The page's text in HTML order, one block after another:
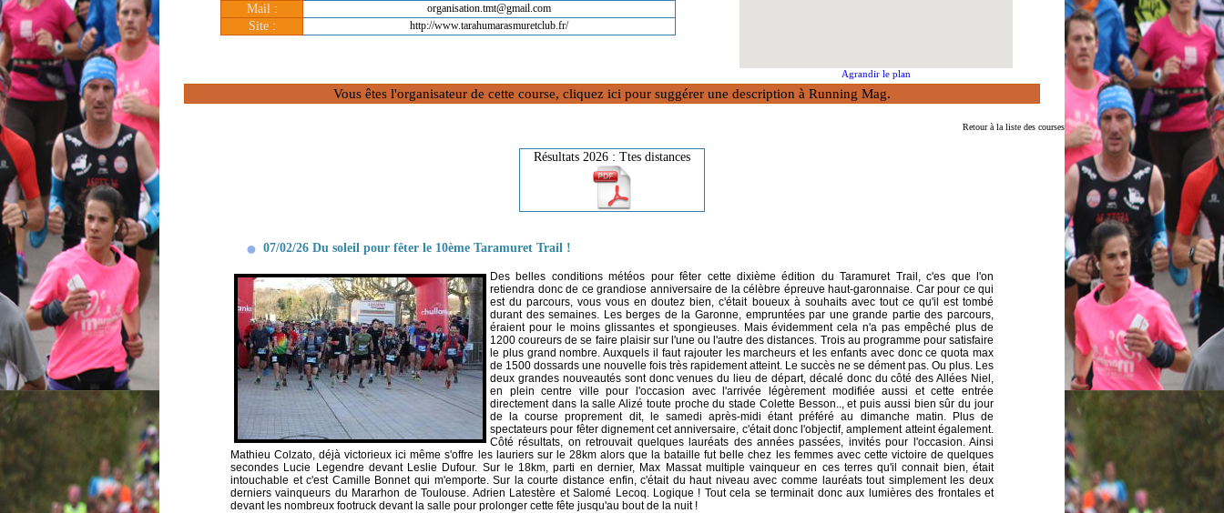
Mail : organisation.tmt@gmail.com
Site : http://www.tarahumarasmuretclub.fr/
Agrandir le plan
Vous êtes l'organisateur de cette course, cliquez ici pour suggérer une description à Running Mag.
Retour à la liste des courses
Résultats 2026 : Ttes distances
07/02/26 Du soleil pour fêter le 10ème Taramuret Trail !
Des belles conditions météos pour fêter cette dixième édition du Taramuret Trail, c'es que l'on
retiendra donc de ce grandiose anniversaire de la célèbre épreuve haut-garonnaise. Car pour ce qui
est du parcours, vous vous en doutez bien, c'était boueux à souhaits avec tout ce qu'il est tombé
durant des semaines. Les berges de la Garonne, empruntées par une grande partie des parcours,
éraient pour le moins glissantes et spongieuses. Mais évidemment cela n'a pas empêché plus de
1200 coureurs de se faire plaisir sur l'une ou l'autre des distances. Trois au programme pour satisfaire
le plus grand nombre. Auxquels il faut rajouter les marcheurs et les enfants avec donc ce quota max
de 1500 dossards une nouvelle fois très rapidement atteint. Le succès ne se dément pas. Ou plus. Les
deux grandes nouveautés sont donc venues du lieu de départ, décalé donc du côté des Allées Niel,
en plein centre ville pour l'occasion avec l'arrivée légèrement modifiée aussi et cette entrée
directement dans la salle Alizé toute proche du stade Colette Besson..
, et puis aussi bien sûr du jour
de la course proprement dit, le samedi après-midi étant préféré au dimanche matin. Plus de
spectateurs pour fêter dignement cet anniversaire, c'était donc l'objectif, amplement atteint également.
Côté résultats, on retrouvait quelques lauréats des années passées, invités pour l'occasion. Ainsi
Mathieu Colzato, déjà victorieux ici même s'offre les lauriers sur le 28km alors que la bataille fut belle chez les femmes avec cette victoire de quelques
secondes Lucie Legendre devant Leslie Dufour. Sur le 18km, parti en dernier, Max Massat multiple vainqueur en ces terres qu'il connait bien, était
intouchable et c'est Camille Bonnet qui m'emporte. Sur la courte distance enfin, c'était du haut niveau avec comme lauréats tout simplement les deux
derniers vainqueurs du Mararhon de Toulouse. Adrien Latestère et Salomé Lecoq. Logique ! Tout cela se terminait donc aux lumières des frontales et
devant les nombreux footruck devant la salle pour prolonger cette fête jusqu'au bout de la nuit !